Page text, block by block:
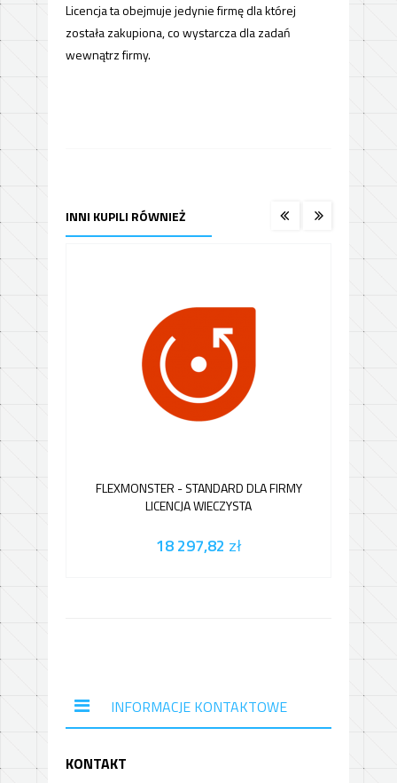
Licencja ta obejmuje jedynie firmę dla której
została zakupiona, co wystarcza dla zadań
wewnątrz firmy.
INNI KUPILI RÓWNIEŻ
FLEXMONSTER - STANDARD DLA FIRMY
LICENCJA WIECZYSTA
18 297,82 zł
INFORMACJE KONTAKTOWE
KONTAKT